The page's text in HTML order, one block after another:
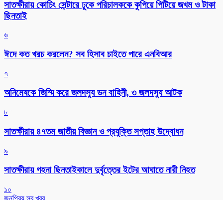
সাতক্ষীরায় কোচিং সেন্টারে ঢুকে পরিচালককে কুপিয়ে পিটিয়ে জখম ও টাকা
ছিনতাই
৬
ঈদে কত খরচ করলেন? সব হিসাব চাইতে পারে এনবিআর
৭
অনিমেষকে জিম্মি করে জলদস্যু ডন বাহিনী, ৩ জলদস্যু আটক
৮
সাতক্ষীরায় ৪৭তম জাতীয় বিজ্ঞান ও প্রযুক্তি সপ্তাহ উদ্বোধন
৯
সাতক্ষীরায় গহনা ছিনতাইকালে দুর্বৃত্তের ইটের আঘাতে নারী নিহত
১০
জনপ্রিয় সব খবর